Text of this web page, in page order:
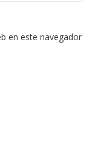
en este navegador